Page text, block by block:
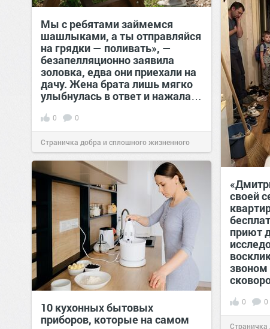
Мы с ребятами займемся
шашлыками, а ты отправляйся
на грядки — поливать», —
безапелляционно заявила
золовка, едва они приехали на
дачу. Жена брата лишь мягко
улыбнулась в ответ и нажала…
0 0
Страничка добра и сплошного жизненного
позитива!00:2907 авг 2026
своей
приют
звоном
0 0
Страничка
10 кухонных бытовых
приборов, которые на самом